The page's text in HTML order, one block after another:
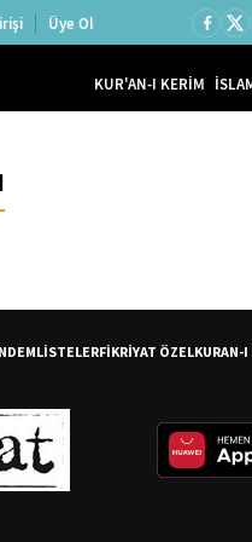
Üye Ol
KUR'AN-I KERİM
LİSTELERFİKRİYAT ÖZELKURAN-I